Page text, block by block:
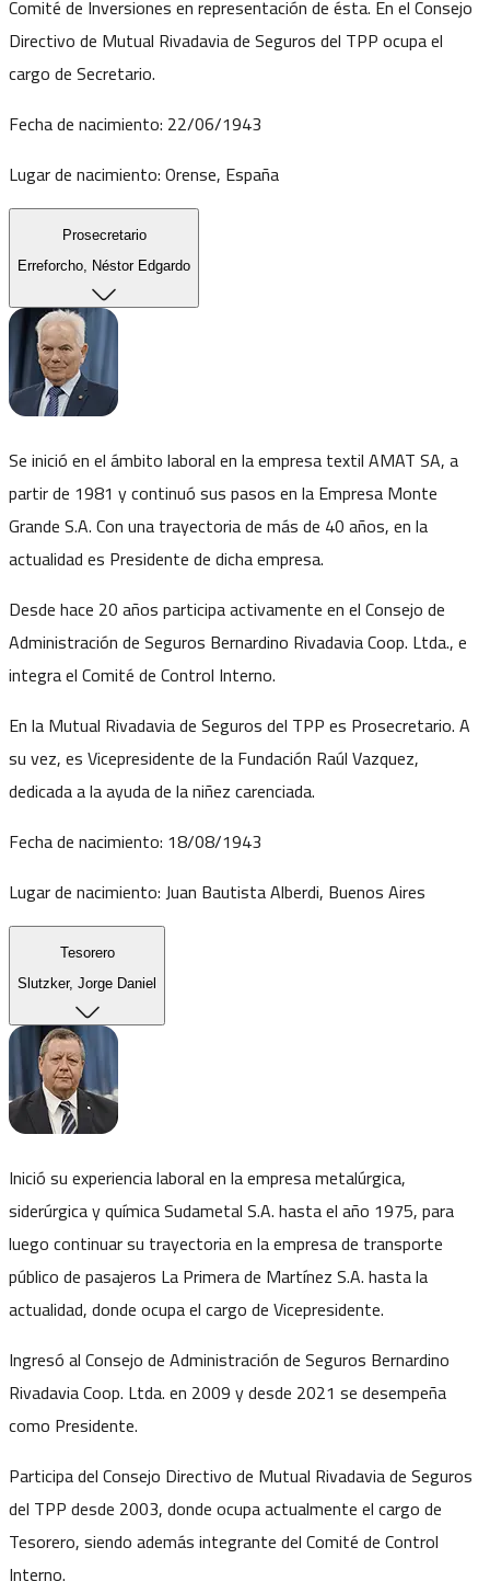
Comité de Inversiones en representación de ésta. En el Consejo
Directivo de Mutual Rivadavia de Seguros del TPP ocupa el
cargo de Secretario.
Fecha de nacimiento: 22/06/1943
Lugar de nacimiento:Orense, España
Prosecretario
Erreforcho, Néstor Edgardo
Se inició en el ámbito laboral en la empresa textil AMAT SA, a
partir de 1981 y continuó sus pasos en la Empresa Monte
Grande S.A. Con una trayectoria de más de 40 años, en la
actualidad es Presidente de dicha empresa.
Desde hace 20 años participa activamente en el Consejo de
Administración de Seguros Bernardino Rivadavia Coop. Ltda., e
integra el Comité de Control Interno.
En la Mutual Rivadavia de Seguros del TPP es Prosecretario. A
su vez, es Vicepresidente de la Fundación Raúl Vazquez,
dedicada a la ayuda de la niñez carenciada.
Fecha de nacimiento: 18/08/1943
Lugar de nacimiento:Juan Bautista Alberdi, Buenos Aires
Tesorero
Slutzker, Jorge Daniel
Inició su experiencia laboral en la empresa metalúrgica,
siderúrgica y química Sudametal S.A. hasta el año 1975, para
luego continuar su trayectoria en la empresa de transporte
público de pasajeros La Primera de Martínez S.A. hasta la
actualidad, donde ocupa el cargo de Vicepresidente.
Ingresó al Consejo de Administración de Seguros Bernardino
Rivadavia Coop. Ltda. en 2009 y desde 2021 se desempeña
como Presidente.
Participa del Consejo Directivo de Mutual Rivadavia de Seguros
del TPP desde 2003, donde ocupa actualmente el cargo de
Tesorero, siendo además integrante del Comité de Control
Interno.